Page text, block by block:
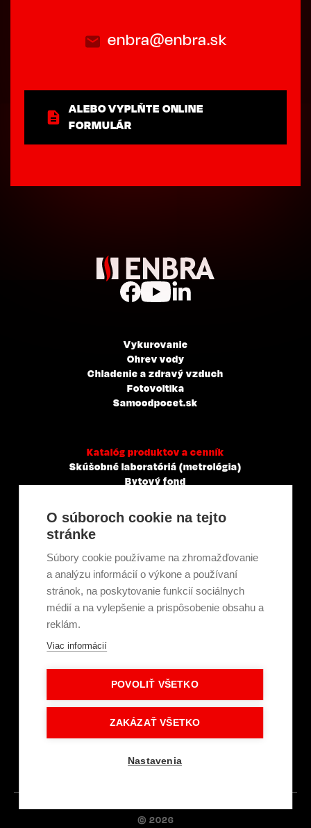
enbra@enbra.sk
ALEBO VYPLŇTE ONLINE
FORMULÁR
Vykurovanie
Ohrev vody
Chladenie a zdravý vzduch
Fotovoltika
Samoodpocet.sk
Katalóg produktov a cenník
Skúšobné laboratóriá (metrológia)
Bytový fond
Mestá a obce
Tepelné elektrárne a priemysel
Developeri
Školenie a technické poradenstvo
Kariéra
Články a novinky
GDPR a súbory cookie
Obchodné podmienky
Intranet - Prihlásenie
© 2026
O súboroch cookie na tejto
stránke
Súbory cookie používame na zhromažďovanie
a analýzu informácií o výkone a používaní
stránok, na poskytovanie funkcií sociálnych
médií a na vylepšenie a prispôsobenie obsahu a
reklám.
Viac informácií
POVOLIŤ VŠETKO
ZAKÁZAŤ VŠETKO
Nastavenia